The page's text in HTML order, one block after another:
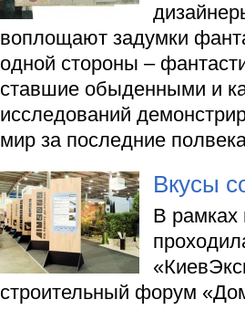
воплощают задумки
одной стороны –
ставшие обыденными и
исследований
мир за последние
Вкусы
В рамках
строительный форум